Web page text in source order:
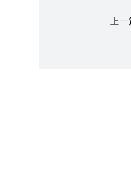
上一